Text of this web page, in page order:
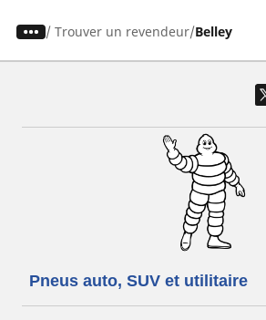
/ Trouver un revendeur Belley
Pneus auto, SUV et utilitaire